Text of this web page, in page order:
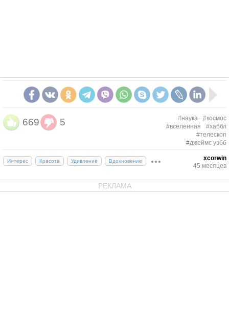
669 5 #наука
#космос
#вселенная
#хаббл
#телескоп
#джеймс уэбб
Интерес Красота Удивление Вдохновение
xcorwin
45 месяцев
РЕКЛАМА